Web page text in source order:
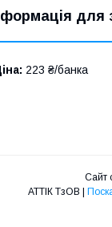
для
223 ₴/банка
Сайт
АТТІК ТзОВ |